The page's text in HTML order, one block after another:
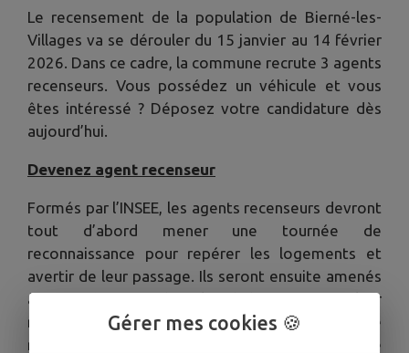
Le recensement de la population de Bierné-les-
Villages va se dérouler du 15 janvier au 14 février
2026. Dans ce cadre, la commune recrute 3 agents
recenseurs. Vous possédez un véhicule et vous
êtes intéressé ? Déposez votre candidature dès
aujourd’hui.
Devenez agent recenseur
Formés par l’INSEE, les agents recenseurs devront
tout d’abord mener une tournée de
reconnaissance pour repérer les logements et
avertir de leur passage. Ils seront ensuite amenés
à se présenter chez les habitants pour leur
remettre en main propre la notice de
recensement et la récupérer si cette démarche ne
Gérer mes cookies 🍪